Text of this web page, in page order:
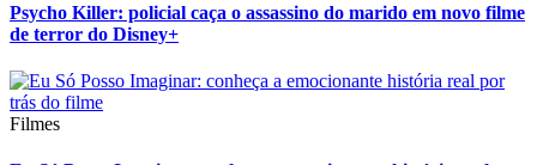
Psycho Killer: policial caça o assassino do marido em novo filme
de terror do Disney+
Filmes